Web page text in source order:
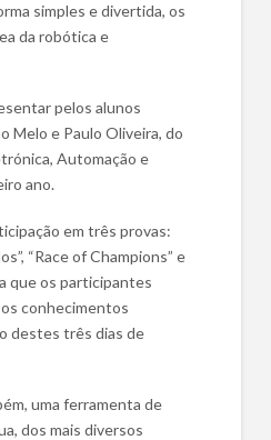
simples e divertida, os
da robótica e
pelos alunos
Melo e Paulo Oliveira, do
Automação e
ano.
em três provas:
“Race of Champions” e
que os participantes
conhecimentos
destes três dias de
uma ferramenta de
dos mais diversos